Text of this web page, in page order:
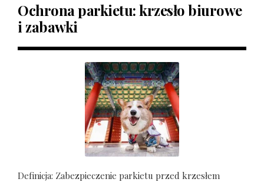
Ochrona parkietu: krzesło biurowe
i zabawki
Definicja: Zabezpieczenie parkietu przed krzesłem